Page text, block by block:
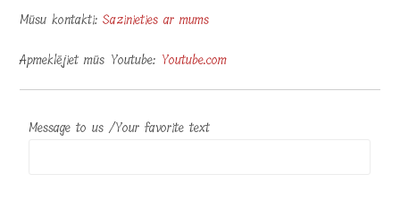
Mūsu kontakti:Sazinieties ar mums
Apmeklējiet mūs Youtube: Youtube.com
Message to us /Your favorite text